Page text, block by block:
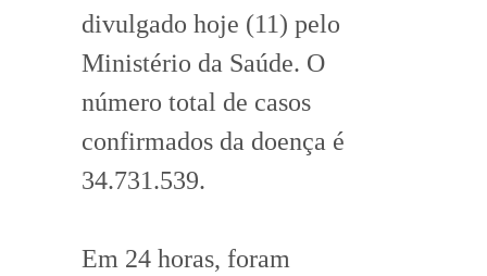
divulgado hoje (11) pelo
Ministério da Saúde. O
número total de casos
confirmados da doença é
34.731.539.
Em 24 horas, foram